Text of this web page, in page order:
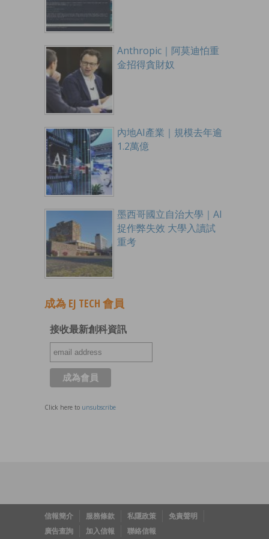
Anthropic｜阿莫迪怕重
金招得貪財奴
內地AI產業｜規模去年逾
1.2萬億
墨西哥國立自治大學｜AI
捉作弊失效 大學入讀試
重考
成為 EJ TECH 會員
接收最新創科資訊
Click here to unsubscribe
信報簡介 服務條款 私隱政策
免責聲明
廣告查詢
加入信報 聯絡信報